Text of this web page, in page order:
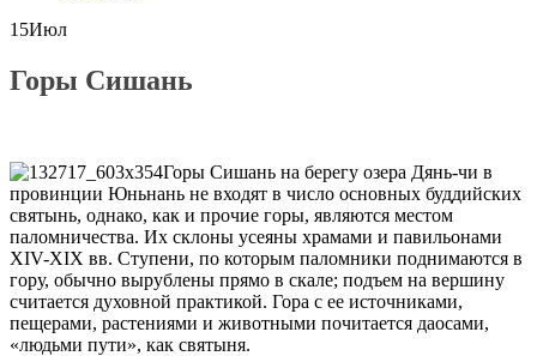
15Июл
Горы Сишань
Горы Сишань на берегу озера Дянь-чи в
провинции Юньнань не входят в число основных буддийских
святынь, однако, как и прочие горы, являются местом
паломничества. Их склоны усеяны храмами и павильонами
XIV-XIX вв. Ступени, по которым паломники поднимаются в
гору, обычно вырублены прямо в скале; подъем на вершину
считается духовной практикой. Гора с ее источниками,
пещерами, растениями и животными почитается даосами,
«людьми пути», как святыня.